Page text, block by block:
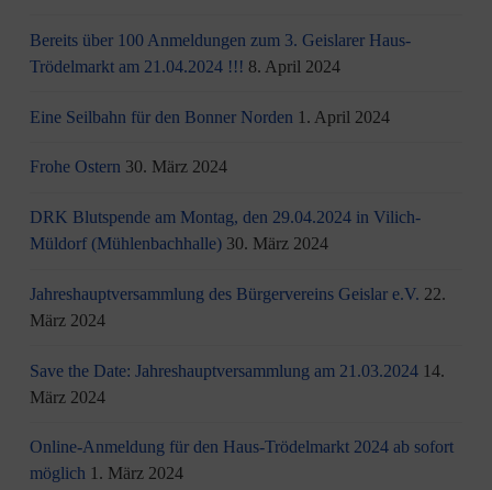
Bereits über 100 Anmeldungen zum 3. Geislarer Haus-
Trödelmarkt am 21.04.2024 !!! 8. April 2024
Eine Seilbahn für den Bonner Norden 1. April 2024
Frohe Ostern 30. März 2024
DRK Blutspende am Montag, den 29.04.2024 in Vilich-
Müldorf (Mühlenbachhalle) 30. März 2024
Jahreshauptversammlung des Bürgervereins Geislar e.V. 22.
März 2024
Save the Date: Jahreshauptversammlung am 21.03.2024 14.
März 2024
Online-Anmeldung für den Haus-Trödelmarkt 2024 ab sofort
möglich 1. März 2024